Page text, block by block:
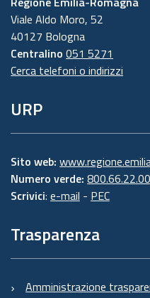
Viale Aldo Moro, 52
40127 Bologna
Centralino 051 5271
Cerca telefoni o indirizzi
URP
Sito web:
Numero verde: 800.66.22.00
Scrivici: e-mail - PEC
Trasparenza
Amministrazione